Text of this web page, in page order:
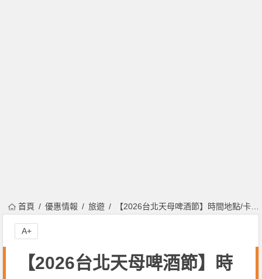
首頁 優惠情報 旅遊 【2026台北天母啤酒節】時間地點/卡司/節目表/市集/抽獎/優惠活動/交通整理
【2026台北天母啤酒節】時
A+